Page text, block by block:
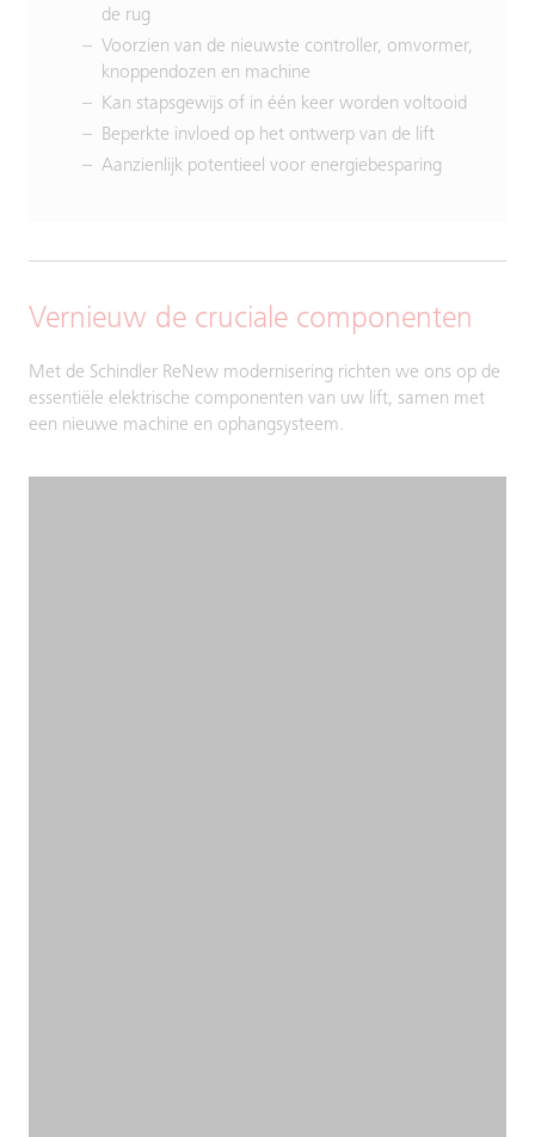
de rug
Voorzien van de nieuwste controller, omvormer,
knoppendozen en machine
Kan stapsgewijs of in één keer worden voltooid
Beperkte invloed op het ontwerp van de lift
Aanzienlijk potentieel voor energiebesparing
Vernieuw de cruciale componenten
Met de Schindler ReNew modernisering richten we ons op de
essentiële elektrische componenten van uw lift, samen met
een nieuwe machine en ophangsysteem.